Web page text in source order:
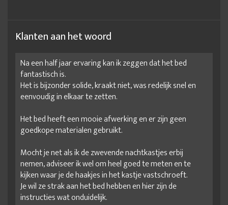
Klanten aan het woord
Na een half jaar ervaring kan ik zeggen dat het bed
fantastisch is.
Het is bijzonder solide, kraakt niet, was redelijk snel en
eenvoudig in elkaar te zetten.
Het bed heeft een mooie afwerking en er zijn geen
goedkope materialen gebruikt.
Mocht je net als ik de zwevende nachtkastjes erbij
nemen, adviseer ik wel om heel goed te meten en te
kijken waar je de haakjes in het kastje vastschroeft.
Je wil ze strak aan het bed hebben en hier zijn de
instructies wat onduidelijk.